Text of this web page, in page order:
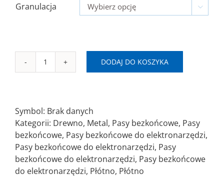
Granulacja 
ilość
bezkońcowy
75x457mm
LA-
X
Elektrokorund
DODAJ DO KOSZYKA
Symbol: Brak danych
Kategorii: Drewno, Metal, Pasy bezkońcowe, Pasy
bezkońcowe, Pasy bezkońcowe do elektronarzędzi,
Pasy bezkońcowe do elektronarzędzi, Pasy
bezkońcowe do elektronarzędzi, Pasy bezkońcowe
do elektronarzędzi, Płótno, Płótno